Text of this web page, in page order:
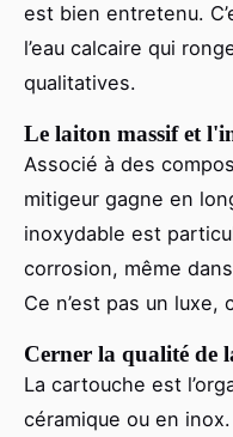
est bien entretenu.
l’eau calcaire qui
qualitatives.
Le laiton massif et
Associé à des
mitigeur gagne en
inoxydable est
corrosion, même
Ce n’est pas un luxe,
Cerner la qualité de
La cartouche est
céramique ou en